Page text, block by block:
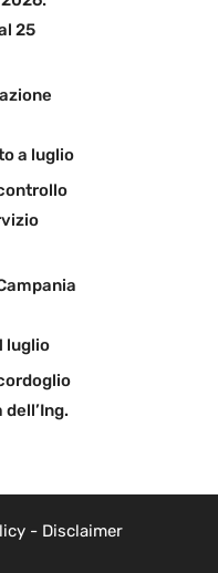
25
a luglio
luglio
- Disclaimer